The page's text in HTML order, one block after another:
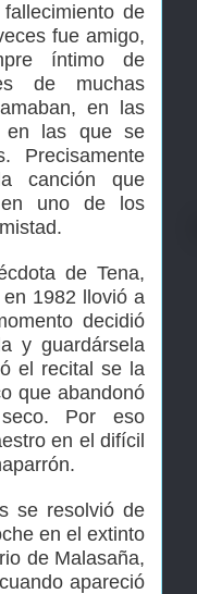
de
fue amigo,
íntimo de
de muchas
en las
en las que se
Precisamente
canción que
uno de los
de Tena,
1982 llovió a
decidió
y guardársela
el recital se la
que abandonó
Por eso
en el difícil
se resolvió de
en el extinto
de Malasaña,
apareció